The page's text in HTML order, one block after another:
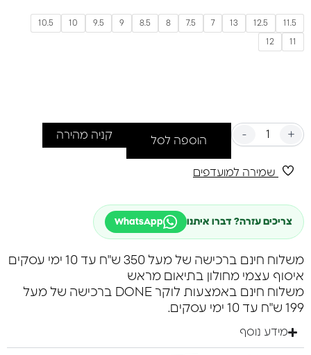
11.5
12.5
13
7
7.5
8
8.5
9
9.5
10
10.5
11
12
- +
הוספה לסל קניה מהירה
שמירה למועדפים
צריכים עזרה? דברו איתנו WhatsApp
משלוח חינם ברכישה של מעל 350 ש"ח עד 10 ימי עסקים
איסוף עצמי מחולון בתיאום מראש
משלוח חינם באמצעות לוקר DONE ברכישה של מעל
199 ש"ח עד 10 ימי עסקים.
מידע נוסף